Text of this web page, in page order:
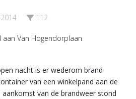
112
nacht is er wederom brand
van een winkelpand aan de
van de brandweer stond